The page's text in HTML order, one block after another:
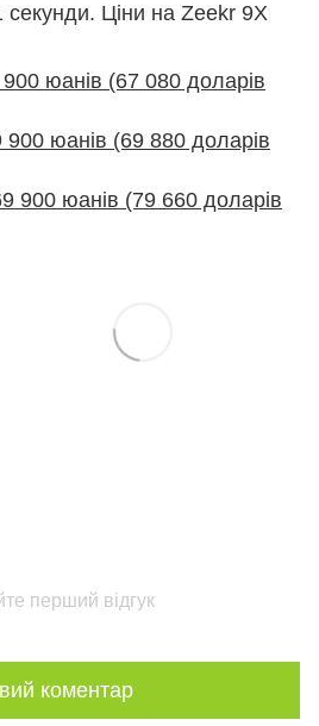
Ціни на Zeekr 9X
юанів (67 080 доларів
юанів (69 880 доларів
900 юанів (79 660 доларів
перший відгук
коментар